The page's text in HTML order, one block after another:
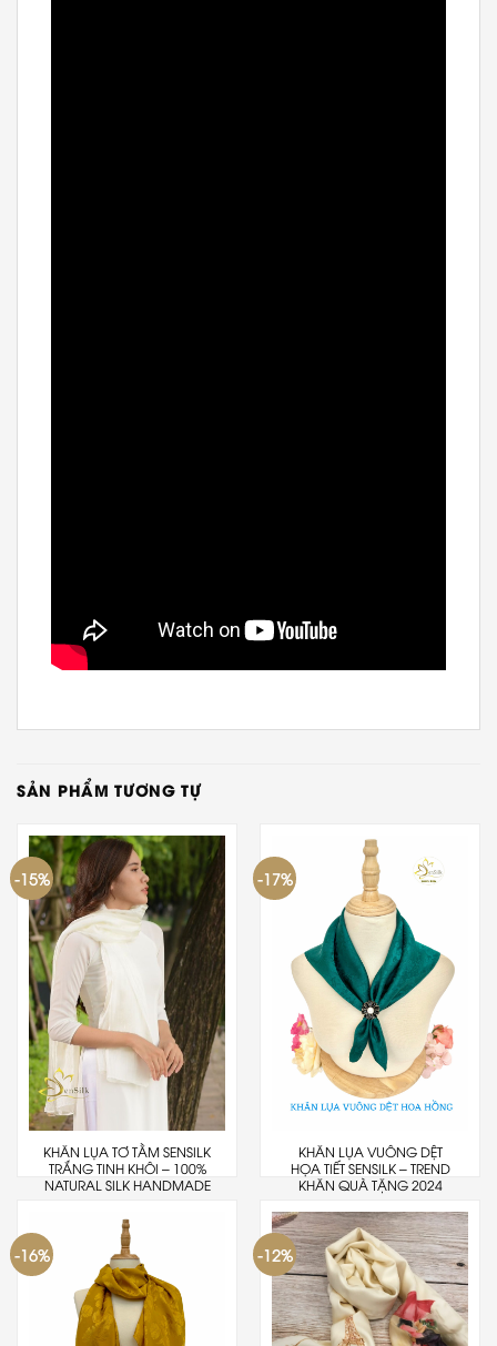
SẢN PHẨM TƯƠNG TỰ
-15%
KHĂN LỤA TƠ TẰM SENSILK
TRẮNG TINH KHÔI – 100%
NATURAL SILK HANDMADE
-17%
KHĂN LỤA VUÔNG DỆT
HỌA TIẾT SENSILK – TREND
KHĂN QUÀ TẶNG 2024
-16% -12%